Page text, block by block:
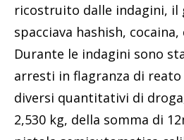
ricostruito dalle indagini, il
spacciava hashish,
Durante le indagini sono
arresti in flagranza di
diversi quantitativi di
2,530 kg, della somma di